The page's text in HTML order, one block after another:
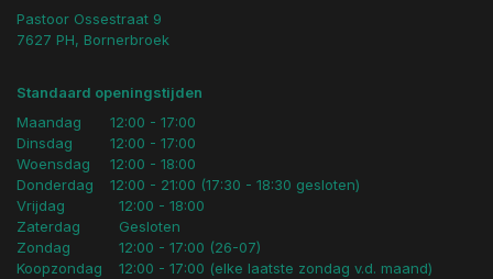
Pastoor Ossestraat 9
7627 PH, Bornerbroek
Standaard openingstijden
Maandag
Dinsdag
Woensdag
Donderdag
12:00 - 17:00
12:00 - 17:00
12:00 - 18:00
12:00 - 21:00 (17:30 - 18:30 gesloten)
Vrijdag
Zaterdag
Zondag
Koopzondag
12:00 - 18:00
Gesloten
12:00 - 17:00 (26-07)
12:00 - 17:00 (elke laatste zondag v.d. maand)